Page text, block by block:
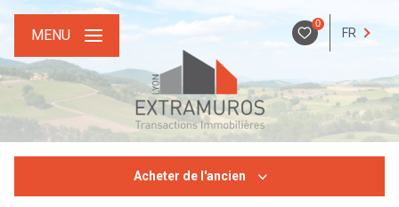
0
FR
MENU
Acheter de l'ancien